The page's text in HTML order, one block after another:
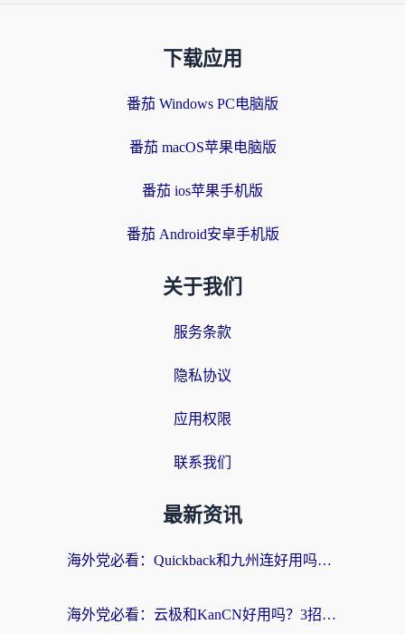
下载应用
番茄 Windows PC电脑版
番茄 macOS苹果电脑版
番茄 ios苹果手机版
番茄 Android安卓手机版
关于我们
服务条款
隐私协议
应用权限
联系我们
最新资讯
海外党必看：Quickback和九州连好用吗？3步选对回国加速器实现无缝刷国内资源
海外党必看：云极和KanCN好用吗？3招教你选对回国加速器（附免费VPN避坑指南）